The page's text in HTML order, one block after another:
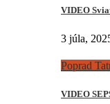
VIDEO
3 júla,
Poprad
VIDEO